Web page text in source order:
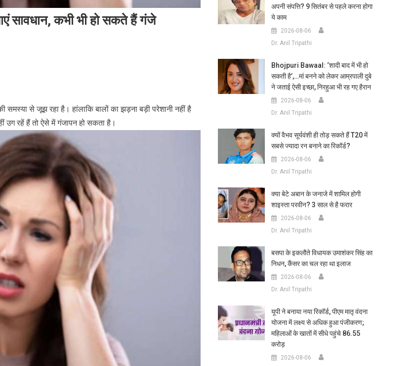
सावधान, कभी भी हो सकते हैं गंजे
से जूझ रहा है। हांलाकि बालों का झड़ना बड़ी परेशानी नहीं है
उग रहें हैं तो ऐसे में गंजापन हो सकता है।
अपनी संपत्ति? 9 सितंबर से पहले करना होगा
ये काम
2026-08-06
Dr. Anil Tripathi
Bhojpuri Bawaal: ‘शादी बाद में भी हो
सकती है’,…मां बनने को लेकर आम्रपाली दुबे
ने जताई ऐसी इच्छा, निरहुआ भी रह गए हैरान
2026-08-06
Dr. Anil Tripathi
क्यों वैभव सूर्यवंशी ही तोड़ सकते हैं T20 में
सबसे ज्यादा रन बनाने का रिकॉर्ड?
2026-08-06
Dr. Anil Tripathi
क्या बेटे अबान के जनाजे में शामिल होगी
शाइस्ता परवीन? 3 साल से है फरार
2026-08-06
Dr. Anil Tripathi
बसपा के इकलौते विधायक उमाशंकर सिंह का
निधन, कैंसर का चल रहा था इलाज
2026-08-06
Dr. Anil Tripathi
यूपी ने बनाया नया रिकॉर्ड, पीएम मातृ वंदना
योजना में लक्ष्य से अधिक हुआ पंजीकरण;
महिलाओं के खातों में सीधे पहुंचे 86.55
करोड़
2026-08-06